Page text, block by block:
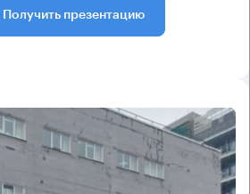
Получить презентацию